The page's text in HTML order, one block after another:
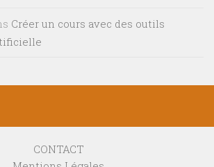
Créer un cours avec des outils
CONTACT